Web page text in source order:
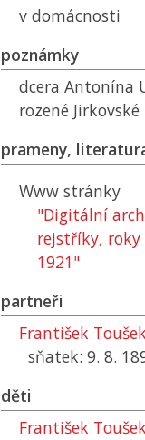
v domácnosti
poznámky
dcera Antonína
rozené Jirkovské
prameny,
Www stránky
"Digitální
rejstříky, roky
1921"
partneři
František Toušek
sňatek: 9. 8.
děti
František Toušek